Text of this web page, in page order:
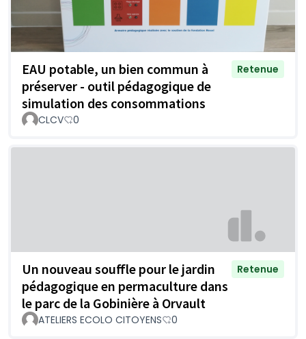
EAU potable, un bien commun à
préserver - outil pédagogique de
simulation des consommations
Retenue
CLCV 0
Un nouveau souffle pour le jardin
pédagogique en permaculture dans
le parc de la Gobinière à Orvault
Retenue
ATELIERS ECOLO CITOYENS 0